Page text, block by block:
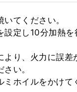
てください。
定し10分加熱
り、火力に誤差
い。
ホイルをかけて